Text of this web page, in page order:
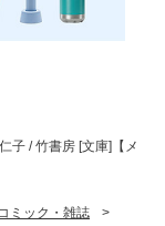
子 / 竹書房 [文庫]【メ
ミック・雑誌
>